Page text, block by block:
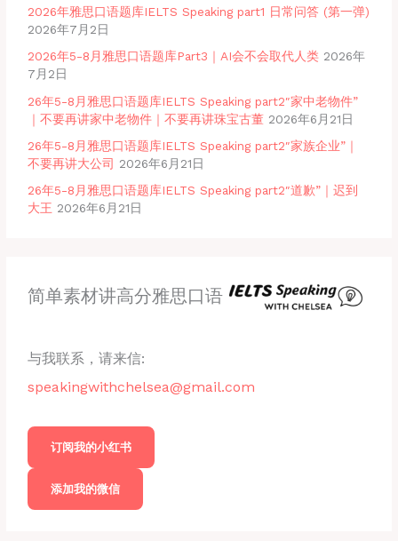
2026年雅思口语题库IELTS Speaking part1 日常问答 (第一弹)
2026年7月2日
2026年5-8月雅思口语题库Part3｜AI会不会取代人类 2026年
7月2日
26年5-8月雅思口语题库IELTS Speaking part2″家中老物件”
｜不要再讲家中老物件｜不要再讲珠宝古董 2026年6月21日
26年5-8月雅思口语题库IELTS Speaking part2″家族企业”｜
不要再讲大公司 2026年6月21日
26年5-8月雅思口语题库IELTS Speaking part2″道歉”｜迟到
大王 2026年6月21日
简单素材讲高分雅思口语
与我联系，请来信:
speakingwithchelsea@gmail.com
订阅我的小红书
添加我的微信